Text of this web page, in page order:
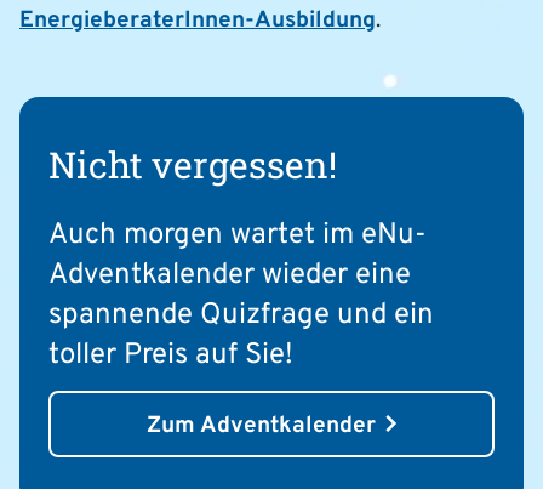
EnergieberaterInnen-Ausbildung.
Nicht vergessen!
Auch morgen wartet im eNu-
Adventkalender wieder eine
spannende Quizfrage und ein
toller Preis auf Sie!
Zum Adventkalender